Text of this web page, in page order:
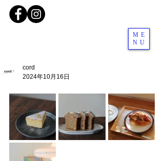
ME
NU
cord
2024年10月16日